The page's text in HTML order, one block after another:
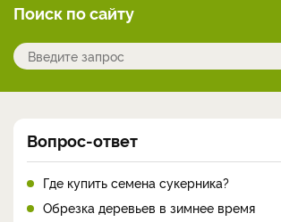
Поиск по сайту
Вопрос-ответ
Где купить семена сукерника?
Обрезка деревьев в зимнее время